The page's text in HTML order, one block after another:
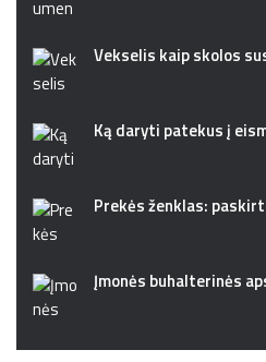
Vekselis kaip skolos
Ką daryti patekus į
Prekės ženklas:
Įmonės buhalterinės